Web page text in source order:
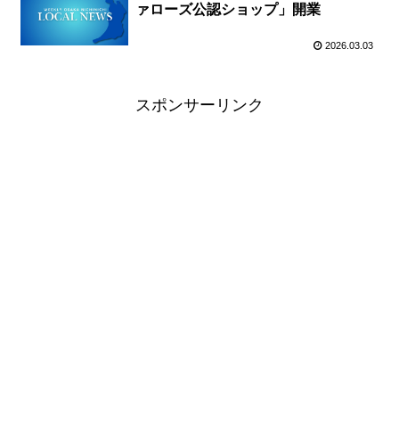
ァローズ公認ショップ」開業
2026.03.03
スポンサーリンク